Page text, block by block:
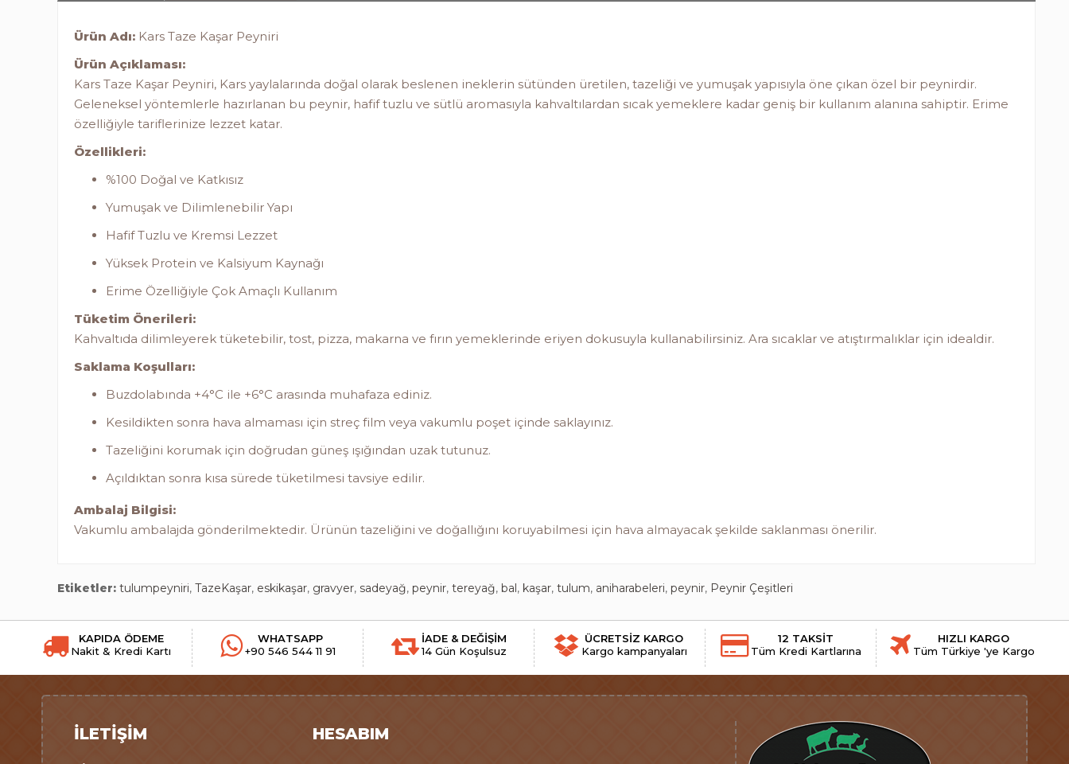
Ürün Adı: Kars Taze Kaşar Peyniri
Ürün Açıklaması:
Kars Taze Kaşar Peyniri, Kars yaylalarında doğal olarak beslenen ineklerin sütünden üretilen, tazeliği ve yumuşak yapısıyla öne çıkan özel bir peynirdir.
Geleneksel yöntemlerle hazırlanan bu peynir, hafif tuzlu ve sütlü aromasıyla kahvaltılardan sıcak yemeklere kadar geniş bir kullanım alanına sahiptir. Erime
özelliğiyle tariflerinize lezzet katar.
Özellikleri:
%100 Doğal ve Katkısız
Yumuşak ve Dilimlenebilir Yapı
Hafif Tuzlu ve Kremsi Lezzet
Yüksek Protein ve Kalsiyum Kaynağı
Erime Özelliğiyle Çok Amaçlı Kullanım
Tüketim Önerileri:
Kahvaltıda dilimleyerek tüketebilir, tost, pizza, makarna ve fırın yemeklerinde eriyen dokusuyla kullanabilirsiniz. Ara sıcaklar ve atıştırmalıklar için idealdir.
Saklama Koşulları:
Buzdolabında +4°C ile +6°C arasında muhafaza ediniz.
Kesildikten sonra hava almaması için streç film veya vakumlu poşet içinde saklayınız.
Tazeliğini korumak için doğrudan güneş ışığından uzak tutunuz.
Açıldıktan sonra kısa sürede tüketilmesi tavsiye edilir.
Ambalaj Bilgisi:
Vakumlu ambalajda gönderilmektedir. Ürünün tazeliğini ve doğallığını koruyabilmesi için hava almayacak şekilde saklanması önerilir.
Etiketler: tulumpeyniri, TazeKaşar, eskikaşar, gravyer, sadeyağ, peynir, tereyağ, bal, kaşar, tulum, aniharabeleri, peynir, Peynir Çeşitleri
KAPIDA ÖDEME
Nakit & Kredi Kartı
WHATSAPP
+90 546 544 11 91
İADE & DEĞİŞİM
14 Gün Koşulsuz
ÜCRETSİZ KARGO
Kargo kampanyaları
12 TAKSİT
Tüm Kredi Kartlarına
HIZLI KARGO
Tüm Türkiye 'ye Kargo
İLETIŞIM HESABIM